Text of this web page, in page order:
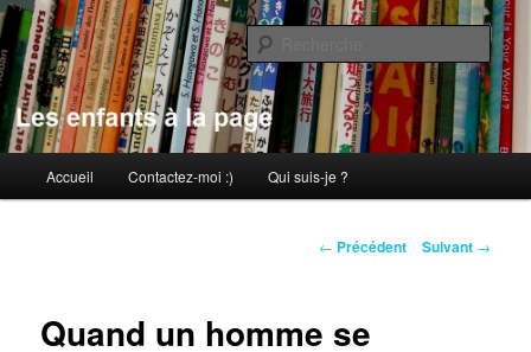
Aller
au
contenu
principalLes enfants à la page
principal
Accueil Contactez-moi :) Qui suis-je ?
Navigation
← Précédent Suivant →
Quand un homme se